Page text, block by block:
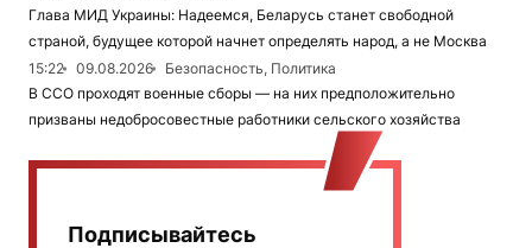
Глава МИД Украины: Надеемся, Беларусь станет свободной
страной, будущее которой начнет определять народ, а не Москва
15:22
09.08.2026
Безопасность, Политика
В ССО проходят военные сборы — на них предположительно
призваны недобросовестные работники сельского хозяйства
Подписывайтесь